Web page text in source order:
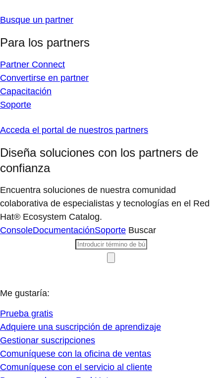
Busque un partner
Para los partners
Partner Connect
Convertirse en partner
Capacitación
Soporte
Acceda el portal de nuestros partners
Diseña soluciones con los partners de
confianza
Encuentra soluciones de nuestra comunidad
colaborativa de especialistas y tecnologías en el Red
Hat® Ecosystem Catalog.
ConsoleDocumentaciónSoporte Buscar
Me gustaría:
Prueba gratis
Adquiere una suscripción de aprendizaje
Gestionar suscripciones
Comuníquese con la oficina de ventas
Comuníquese con el servicio al cliente